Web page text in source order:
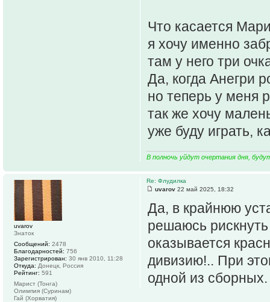
Что касается
я хочу именно
там у него три
Да, когда Анегри
но теперь у меня
так же хочу
уже буду играть,
В полночь уйдут очертания дня,
Re: Флудилка
uvarov 22 май 2025, 18:32
Да, в крайнюю
решаюсь рискнуть
оказывается
дивизию!.. При
одной из сборных.
uvarov
Знаток
Сообщений: 2478
Благодарностей: 756
Зарегистрирован: 30 янв 2010, 11:28
Откуда: Донецк, Россия
Рейтинг: 591
Марист (Тонга)
Олимпия (Суринам)
Гай (Хорватия)